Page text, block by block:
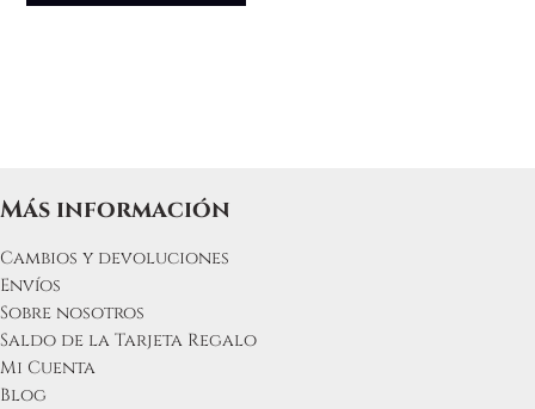
Más información
Cambios y devoluciones
Envíos
Sobre nosotros
Saldo de la Tarjeta Regalo
Mi Cuenta
Blog